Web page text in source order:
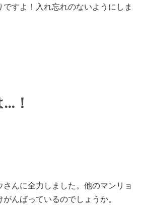
ですよ！入れ忘れのないようにしま
！
んに全力しました。他のマンリョ
んばっているのでしょうか。